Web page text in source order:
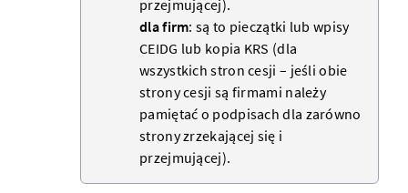
przejmującej).
dla firm: są to pieczątki lub wpisy
CEIDG lub kopia KRS (dla
wszystkich stron cesji – jeśli obie
strony cesji są firmami należy
pamiętać o podpisach dla zarówno
strony zrzekającej się i
przejmującej).